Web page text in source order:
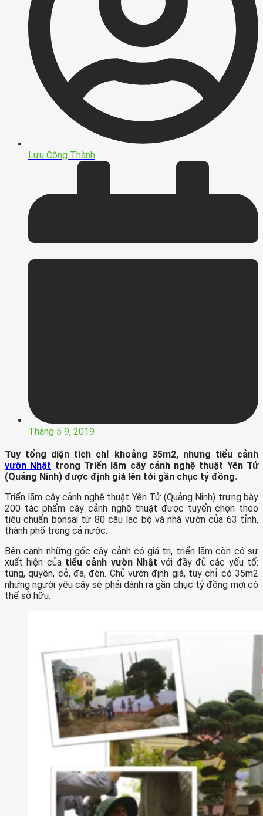
Lưu Công Thành
Tháng 5 9, 2019
Tuy tổng diện tích chỉ khoảng 35m2, nhưng tiểu cảnh
vườn Nhật trong Triển lãm cây cảnh nghệ thuật Yên Tử
(Quảng Ninh) được định giá lên tới gần chục tỷ đồng.
Triển lãm cây cảnh nghệ thuật Yên Tử (Quảng Ninh) trưng bày
200 tác phẩm cây cảnh nghệ thuật được tuyển chọn theo
tiêu chuẩn bonsai từ 80 câu lạc bộ và nhà vườn của 63 tỉnh,
thành phố trong cả nước.
Bên cạnh những gốc cây cảnh có giá trị, triển lãm còn có sự
xuất hiện củatiểu cảnh vườn Nhật với đầy đủ các yếu tố:
tùng, quyên, cỏ, đá, đèn. Chủ vườn định giá, tuy chỉ có 35m2
nhưng người yêu cây sẽ phải dành ra gần chục tỷ đồng mới có
thể sở hữu.